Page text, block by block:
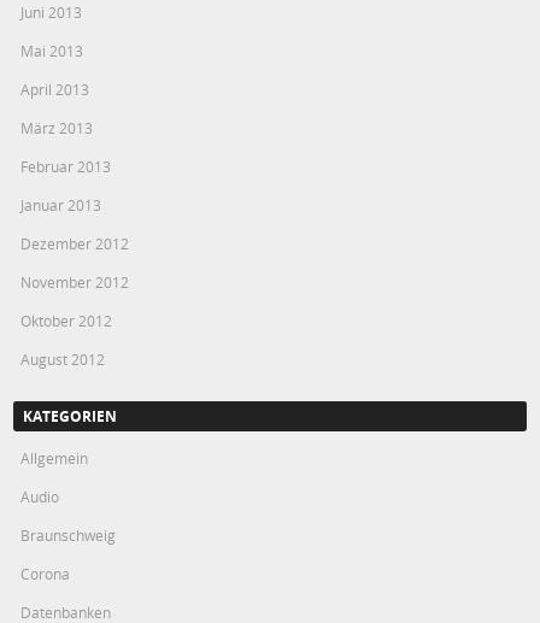
Juni 2013
Mai 2013
April 2013
März 2013
Februar 2013
Januar 2013
Dezember 2012
November 2012
Oktober 2012
August 2012
KATEGORIEN
Allgemein
Audio
Braunschweig
Corona
Datenbanken